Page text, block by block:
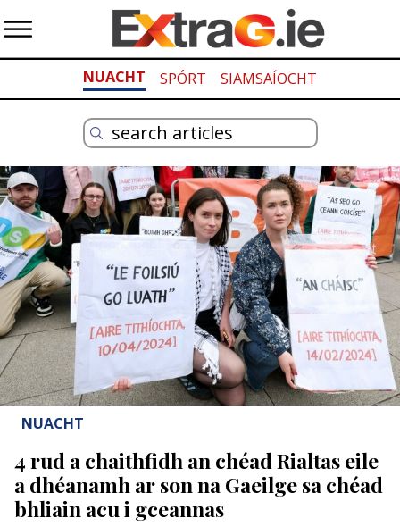
NUACHT SPÓRT SIAMSAÍOCHT
NUACHT
4 rud a chaithfidh an chéad Rialtas eile
a dhéanamh ar son na Gaeilge sa chéad
bhliain acu i gceannas